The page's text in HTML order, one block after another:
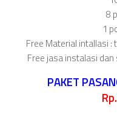
8
1
Free Material intallasi
Free jasa instalasi
PAKET